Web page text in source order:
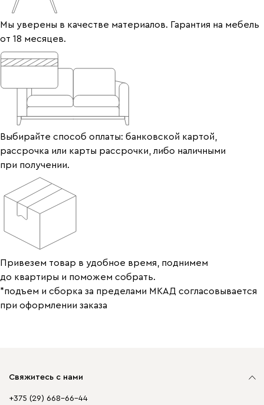
Мы уверены в качестве материалов. Гарантия на мебель
от 18 месяцев.
Выбирайте способ оплаты: банковской картой,
рассрочка или карты рассрочки, либо наличными
при получении.
Привезем товар в удобное время, поднимем
до квартиры и поможем собрать.
*подъем и сборка за пределами МКАД согласовывается
при оформлении заказа
Свяжитесь с нами
+375 (29) 668-66-44